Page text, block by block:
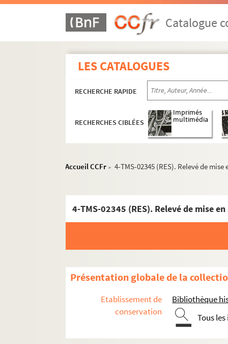
Catalogue
LES CATALOGUES
RECHERCHE RAPIDE
RECHERCHES CIBLÉES
Imprimés
multimédia
Accueil CCFr > 4-TMS-02345 (RES). Relevé de mise
4-TMS-02345 (RES). Relevé de mise en
Présentation globale de la
Etablissement de
conservation
Bibliothèque
Tous
Jules Renard. Le pain de ménage : comédie
Georges Courteline. La paix chez soi :